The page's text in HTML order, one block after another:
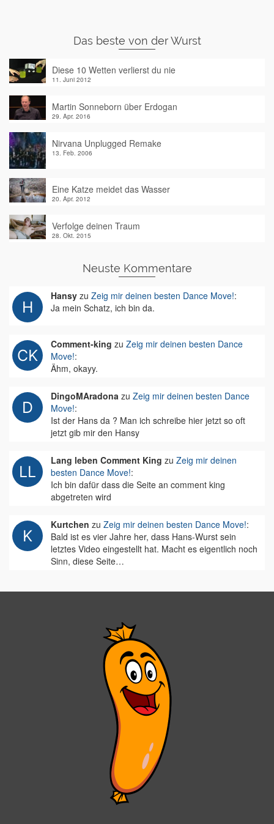
Das beste von der Wurst
Diese 10 Wetten verlierst du nie
11. Juni 2012
Martin Sonneborn über Erdogan
29. Apr. 2016
Nirvana Unplugged Remake
13. Feb. 2006
Eine Katze meidet das Wasser
20. Apr. 2012
Verfolge deinen Traum
28. Okt. 2015
Neuste Kommentare
Hansy zu Zeig mir deinen besten Dance Move!:
Ja mein Schatz, ich bin da.
Comment-king zu Zeig mir deinen besten Dance
Move!:
Ähm, okayy.
DingoMAradona zu Zeig mir deinen besten Dance
Move!:
Ist der Hans da ? Man ich schreibe hier jetzt so oft
jetzt gib mir den Hansy
Lang leben Comment King zu Zeig mir deinen
besten Dance Move!:
Ich bin dafür dass die Seite an comment king
abgetreten wird
Kurtchen zu Zeig mir deinen besten Dance Move!:
Bald ist es vier Jahre her, dass Hans-Wurst sein
letztes Video eingestellt hat. Macht es eigentlich noch
Sinn, diese Seite…